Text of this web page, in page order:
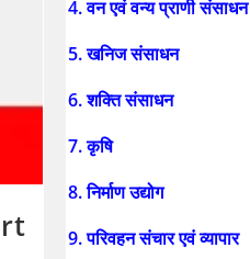
4. वन एवं वन्य प्राणी संसाधन
5. खनिज संसाधन
6. शक्ति संसाधन
7. कृषि
8. निर्माण उद्योग
9. परिवहन संचार एवं व्यापार